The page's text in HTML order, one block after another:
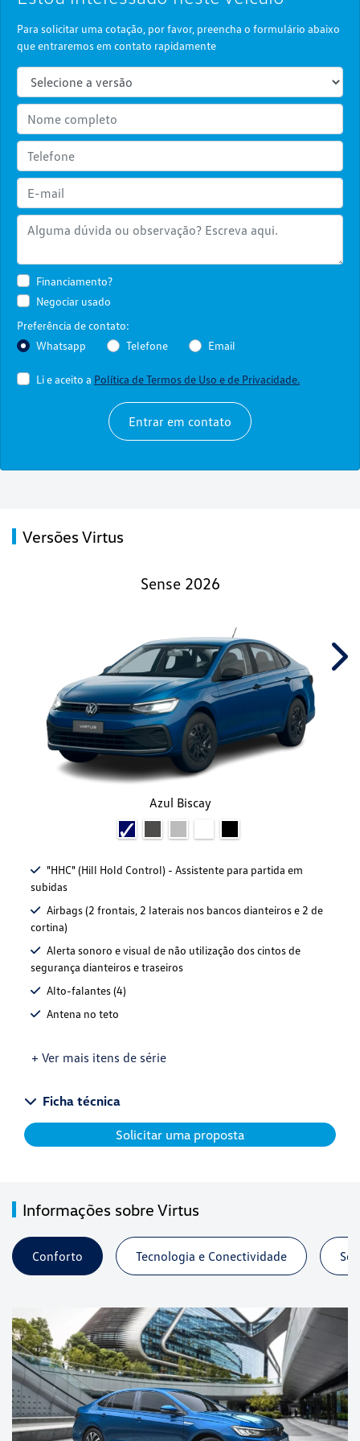
Para solicitar uma cotação, por favor, preencha o formulário abaixo
que entraremos em contato rapidamente
Financiamento?
Negociar usado
Preferência de contato:
Whatsapp
Telefone Email
Li e aceito a Política de Termos de Uso e de Privacidade.
Entrar em contato
Versões Virtus
Sense 2026
Azul Biscay
"HHC" (Hill Hold Control) - Assistente para partida em
subidas
Airbags (2 frontais, 2 laterais nos bancos dianteiros e 2 de
cortina)
Alerta sonoro e visual de não utilização dos cintos de
segurança dianteiros e traseiros
Alto-falantes (4)
Antena no teto
+ Ver mais itens de série
Ficha técnica
Solicitar uma proposta
Informações sobre Virtus
Conforto Tecnologia e Conectividade